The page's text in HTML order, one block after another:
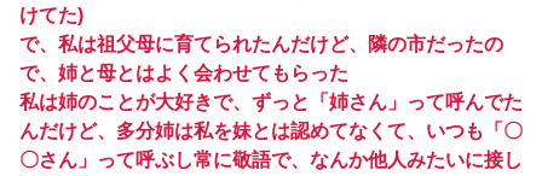
けてた)
で、私は祖父母に育てられたんだけど、隣の市だったの
で、姉と母とはよく会わせてもらった
私は姉のことが大好きで、ずっと「姉さん」って呼んでた
んだけど、多分姉は私を妹とは認めてなくて、いつも「〇
〇さん」って呼ぶし常に敬語で、なんか他人みたいに接し